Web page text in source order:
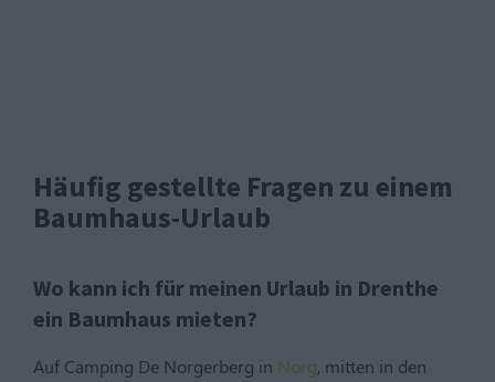
Häufig gestellte Fragen zu einem
Baumhaus-Urlaub
Wo kann ich für meinen Urlaub in Drenthe
ein Baumhaus mieten?
Auf Camping De Norgerberg in Norg, mitten in den